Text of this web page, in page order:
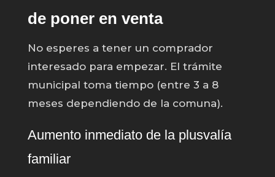
de poner en venta
No esperes a tener un comprador
interesado para empezar. El trámite
municipal toma tiempo (entre 3 a 8
meses dependiendo de la comuna).
Aumento inmediato de la plusvalía
familiar